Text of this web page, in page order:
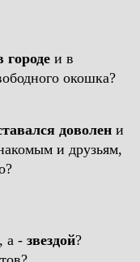
городе и в
окошка?
доволен и
и друзьям,
а - звездой?